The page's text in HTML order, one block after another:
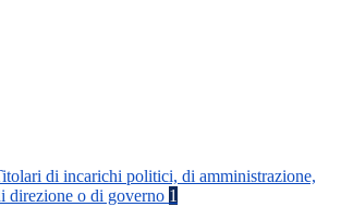
di incarichi politici, di amministrazione,
direzione o di governo 1